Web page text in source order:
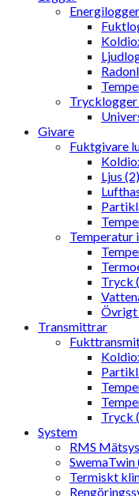
Trycklogger
Givare
Fuktgivare
Ljus (2)
Temperatur
Tryck
Övrigt
Transmittrar
Tryck
System
RMS
SwemaTwin
Termiskt